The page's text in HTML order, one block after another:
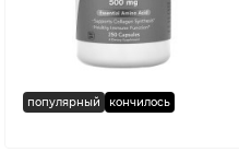
популярный кончилось